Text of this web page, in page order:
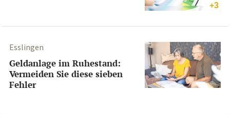
+3
Esslingen
Geldanlage im Ruhestand:
Vermeiden Sie diese sieben
Fehler